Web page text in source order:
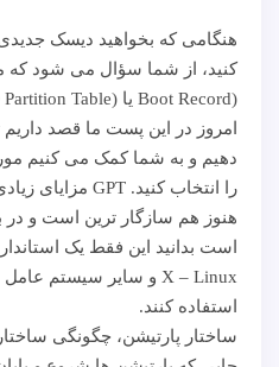
دهیم و به شما کمک می کنیم
هنوز هم سازگار ترین است و
استفاده کنند.
ساختار پارتیشن، چگونگی